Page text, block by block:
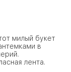
милый букет
в
лента.